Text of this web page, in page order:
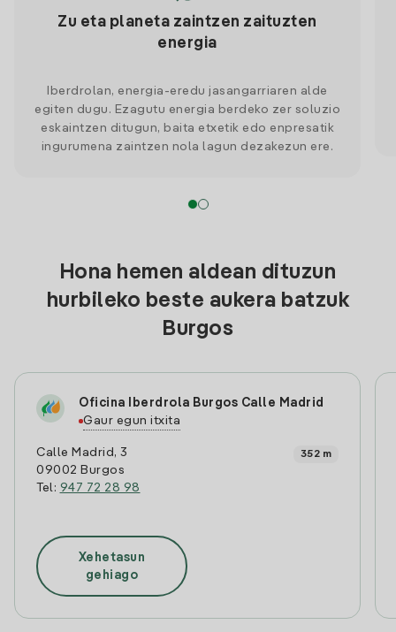
Zu eta planeta zaintzen zaituzten
energia
Iberdrolan, energia-eredu jasangarriaren alde
egiten dugu. Ezagutu energia berdeko zer soluzio
eskaintzen ditugun, baita etxetik edo enpresatik
ingurumena zaintzen nola lagun dezakezun ere.
Hona hemen aldean dituzun
hurbileko beste aukera batzuk
Burgos
Oficina Iberdrola Burgos Calle Madrid
Gaur egun itxita
Calle Madrid, 3
09002 Burgos
Tel: 947 72 28 98
352 m
Xehetasun
gehiago